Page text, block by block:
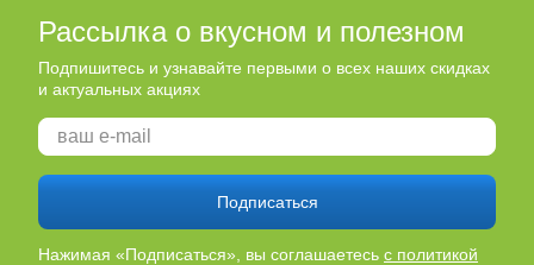
Рассылка о вкусном и полезном
Подпишитесь и узнавайте первыми о всех наших скидках
и актуальных акциях
Подписаться
Нажимая «Подписаться», вы соглашаетесь с политикой